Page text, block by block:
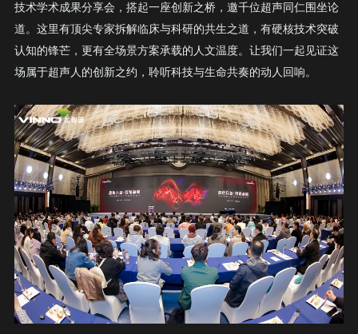
技术学术成果分享会，搭起一座创新之桥，邀千位超声同仁围坐论
道。 这里有顶尖专家拆解临床与科研的共生之道，有硬核技术突破
认知的锋芒，更有全场景方案承载的人文温度。让我们一起见证这
场属于超声人的创新之约，聆听科技与生命共奏的动人回响。